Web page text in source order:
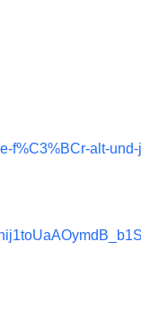
f%C3%BCr-alt-